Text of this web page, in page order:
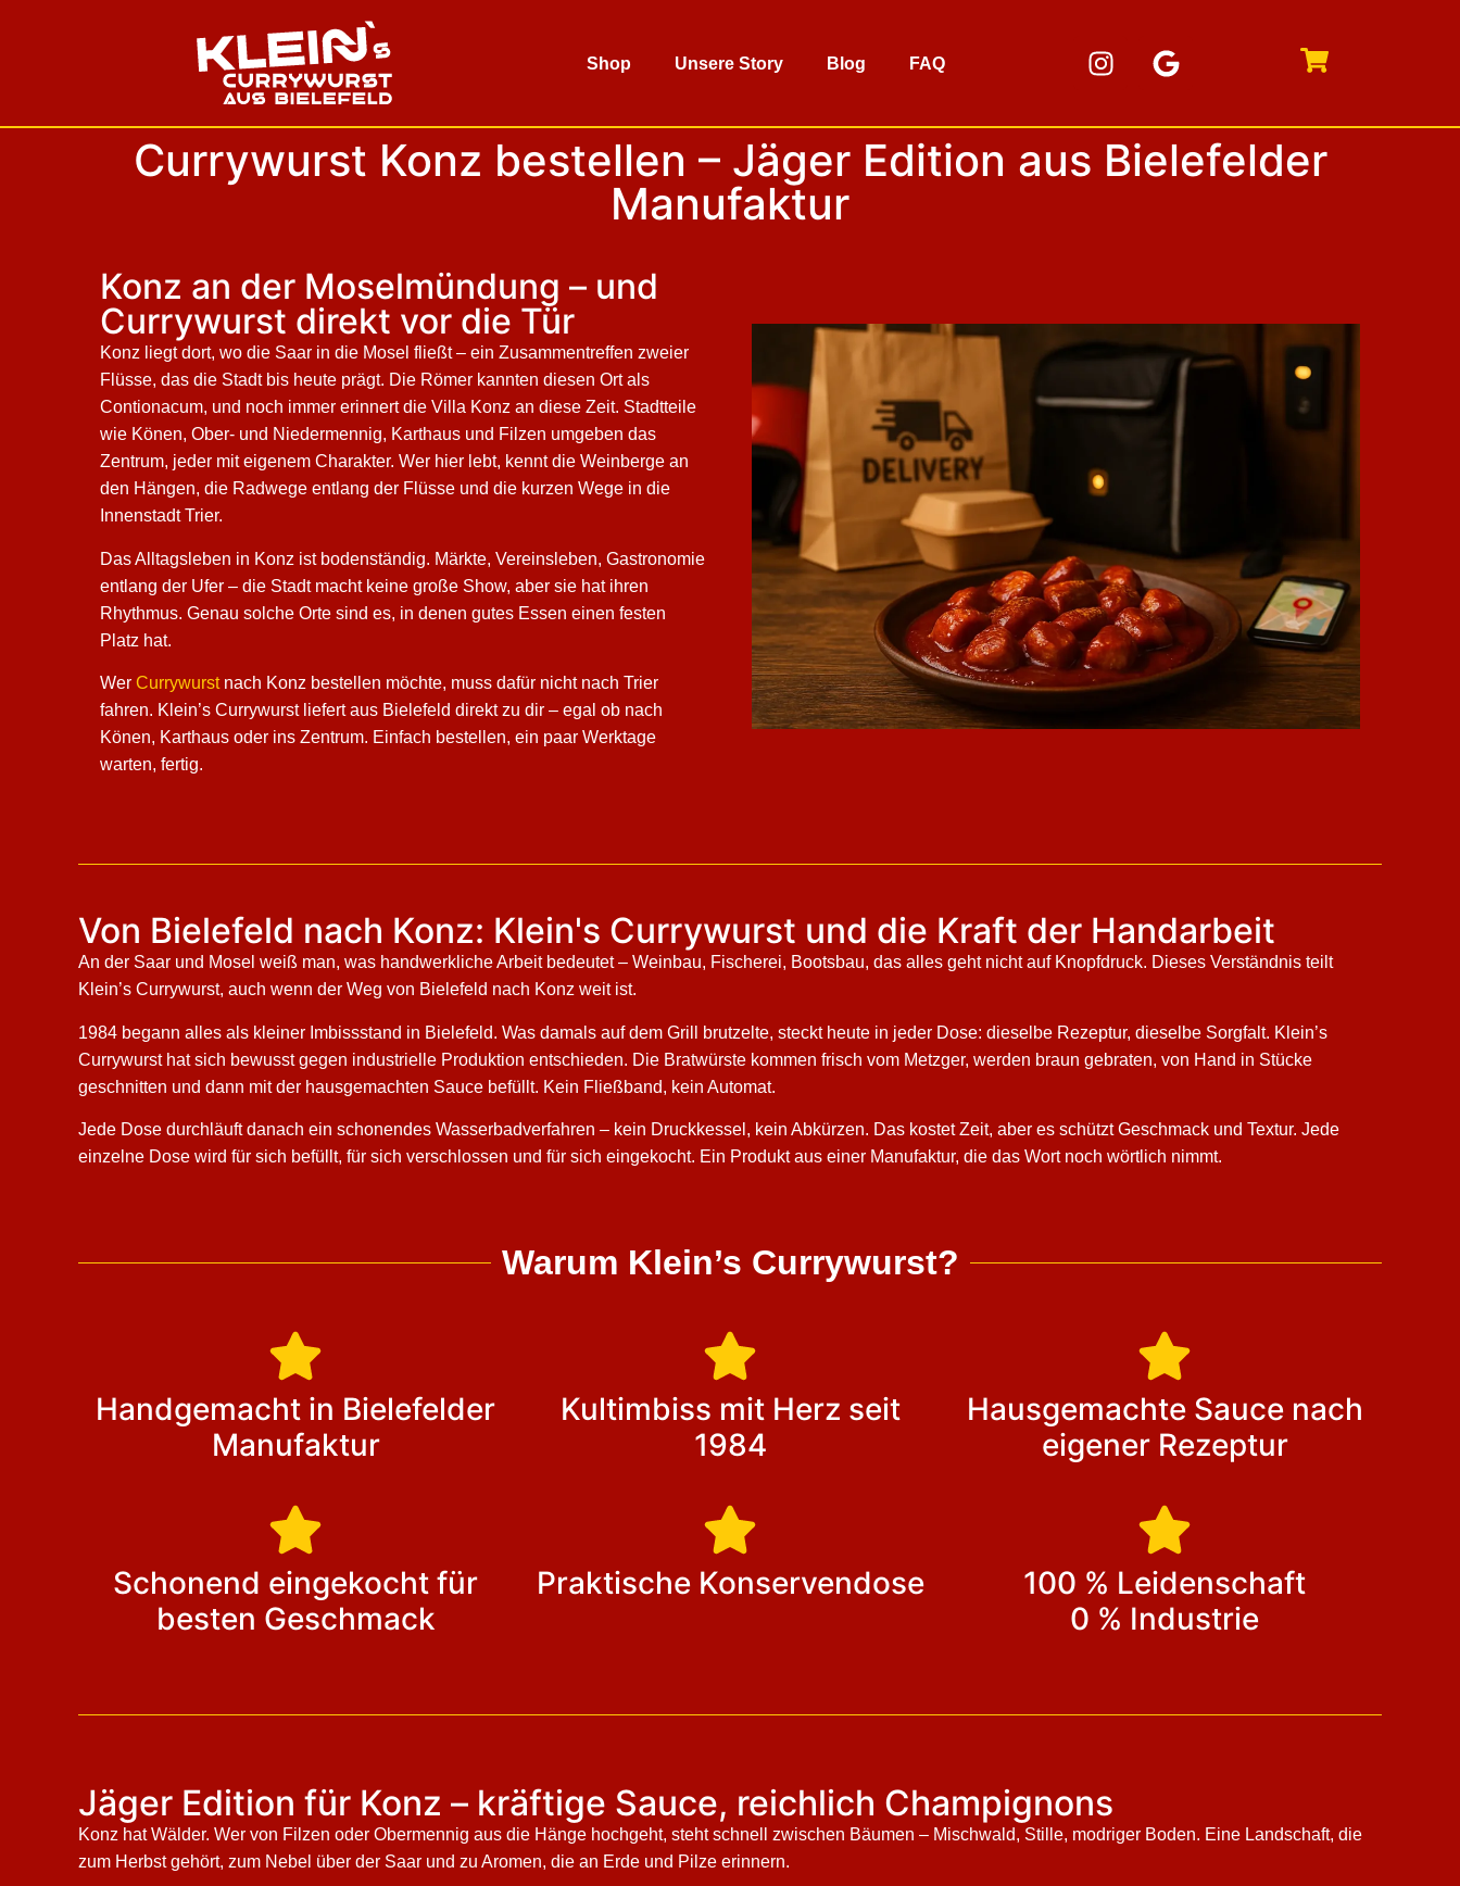
Shop Unsere Story Blog FAQ
Currywurst Konz bestellen – Jäger Edition aus Bielefelder
Manufaktur
Konz an der Moselmündung – und
Currywurst direkt vor die Tür
Konz liegt dort, wo die Saar in die Mosel fließt – ein Zusammentreffen zweier
Flüsse, das die Stadt bis heute prägt. Die Römer kannten diesen Ort als
Contionacum, und noch immer erinnert die Villa Konz an diese Zeit. Stadtteile
wie Könen, Ober- und Niedermennig, Karthaus und Filzen umgeben das
Zentrum, jeder mit eigenem Charakter. Wer hier lebt, kennt die Weinberge an
den Hängen, die Radwege entlang der Flüsse und die kurzen Wege in die
Innenstadt Trier.
Das Alltagsleben in Konz ist bodenständig. Märkte, Vereinsleben, Gastronomie
entlang der Ufer – die Stadt macht keine große Show, aber sie hat ihren
Rhythmus. Genau solche Orte sind es, in denen gutes Essen einen festen
Platz hat.
Wer Currywurstnach Konz bestellen möchte, muss dafür nicht nach Trier
fahren. Klein’s Currywurst liefert aus Bielefeld direkt zu dir – egal ob nach
Könen, Karthaus oder ins Zentrum. Einfach bestellen, ein paar Werktage
warten, fertig.
Von Bielefeld nach Konz: Klein's Currywurst und die Kraft der Handarbeit
An der Saar und Mosel weiß man, was handwerkliche Arbeit bedeutet – Weinbau, Fischerei, Bootsbau, das alles geht nicht auf Knopfdruck. Dieses Verständnis teilt
Klein’s Currywurst, auch wenn der Weg von Bielefeld nach Konz weit ist.
1984 begann alles als kleiner Imbissstand in Bielefeld. Was damals auf dem Grill brutzelte, steckt heute in jeder Dose: dieselbe Rezeptur, dieselbe Sorgfalt. Klein’s
Currywurst hat sich bewusst gegen industrielle Produktion entschieden. Die Bratwürste kommen frisch vom Metzger, werden braun gebraten, von Hand in Stücke
geschnitten und dann mit der hausgemachten Sauce befüllt. Kein Fließband, kein Automat.
Jede Dose durchläuft danach ein schonendes Wasserbadverfahren – kein Druckkessel, kein Abkürzen. Das kostet Zeit, aber es schützt Geschmack und Textur. Jede
einzelne Dose wird für sich befüllt, für sich verschlossen und für sich eingekocht. Ein Produkt aus einer Manufaktur, die das Wort noch wörtlich nimmt.
Warum Klein’s Currywurst?
Handgemacht in Bielefelder
Manufaktur
Kultimbiss mit Herz seit
1984
Hausgemachte Sauce nach
eigener Rezeptur
Schonend eingekocht für
besten Geschmack
Praktische Konservendose
100 % Leidenschaft
0 % Industrie
Jäger Edition für Konz – kräftige Sauce, reichlich Champignons
Konz hat Wälder. Wer von Filzen oder Ober­mennig aus die Hänge hochgeht, steht schnell zwischen Bäumen – Mischwald, Stille, modriger Boden. Eine Landschaft, die
zum Herbst gehört, zum Nebel über der Saar und zu Aromen, die an Erde und Pilze erinnern.